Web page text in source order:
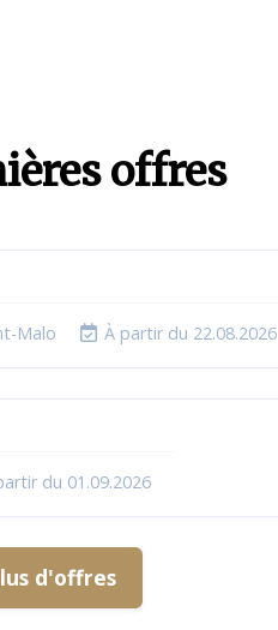
offres
Malo À partir du 22.08.2026
du 01.09.2026
d'offres